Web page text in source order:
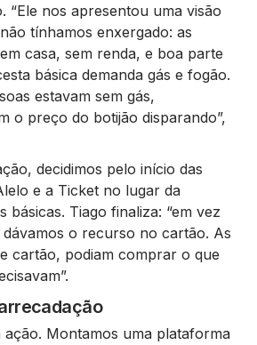
“Ele nos apresentou uma visão
tínhamos enxergado: as
casa, sem renda, e boa parte
básica demanda gás e fogão.
estavam sem gás,
o preço do botijão disparando”,
decidimos pelo início das
e a Ticket no lugar da
básicas. Tiago finaliza: “em vez
o recurso no cartão. As
cartão, podiam comprar o que
ação. Montamos uma plataforma